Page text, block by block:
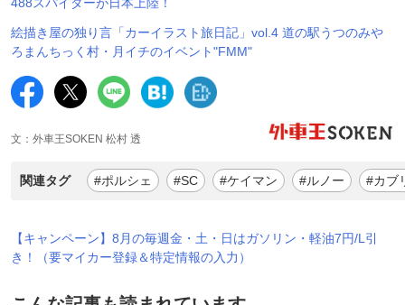
絵描き屋の独り言「カーイラスト旅日記」vol.4 道の駅うつのみや
ろまんちっく村・月イチのイベント"FMM"
文：外車王SOKEN 松村 透
関連タグ #ポルシェ #SC #ケイマン #ルノー #カブ
【キャンペーン】8月の毎週金・土・日はガソリン・軽油7円/L引
き！（要マイカー登録＆特定情報の入力）